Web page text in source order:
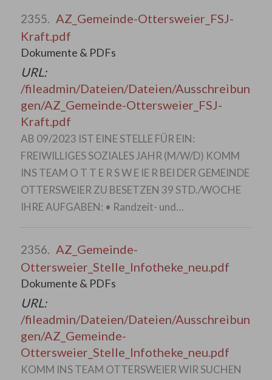
2355. AZ_Gemeinde-Ottersweier_FSJ-
Kraft.pdf
Dokumente & PDFs
URL:
/fileadmin/Dateien/Dateien/Ausschreibun
gen/AZ_Gemeinde-Ottersweier_FSJ-
Kraft.pdf
AB 09/2023 IST EINE STELLE FÜR EIN:
FREIWILLIGES SOZIALES JAHR (M/W/D) KOMM
INS TEAM O T T E R S W E IE R BEI DER GEMEINDE
OTTERSWEIER ZU BESETZEN 39 STD./WOCHE
IHRE AUFGABEN: • Randzeit- und…
2356. AZ_Gemeinde-
Ottersweier_Stelle_Infotheke_neu.pdf
Dokumente & PDFs
URL:
/fileadmin/Dateien/Dateien/Ausschreibun
gen/AZ_Gemeinde-
Ottersweier_Stelle_Infotheke_neu.pdf
KOMM INS TEAM OTTERSWEIER WIR SUCHEN